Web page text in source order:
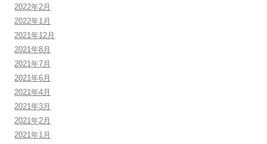
2022年2月
2022年1月
2021年12月
2021年8月
2021年7月
2021年6月
2021年4月
2021年3月
2021年2月
2021年1月